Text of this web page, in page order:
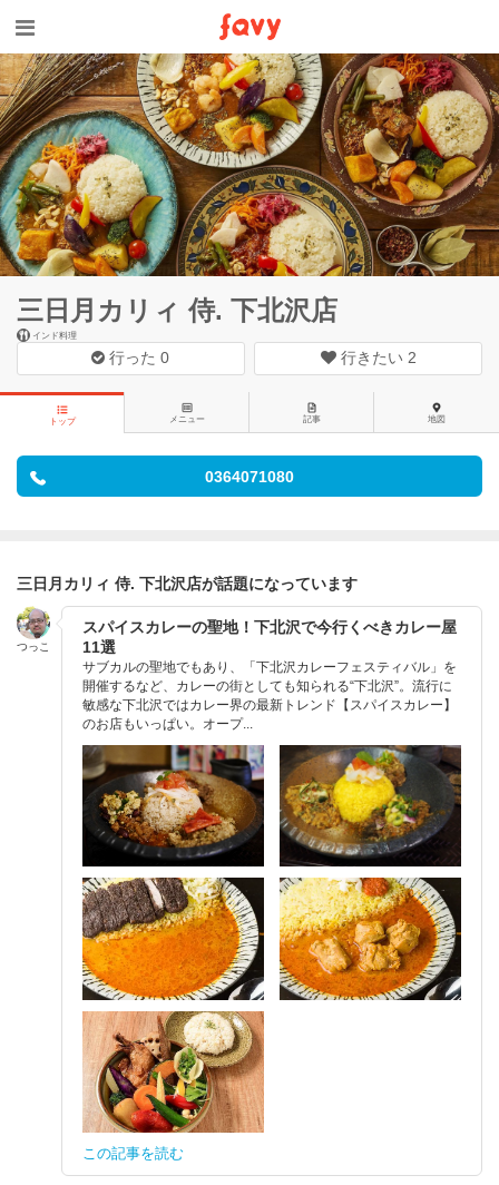
三日月カリィ 侍. 下北沢店
インド料理
行った0 行きたい 2
トップ メニュー 記事 地図
0364071080
三日月カリィ 侍. 下北沢店が話題になっています
つっこ
スパイスカレーの聖地！下北沢で今行くべきカレー屋
11選
サブカルの聖地でもあり、「下北沢カレーフェスティバル」を
開催するなど、カレーの街としても知られる“下北沢”。流行に
敏感な下北沢ではカレー界の最新トレンド【スパイスカレー】
のお店もいっぱい。オープ...
この記事を読む